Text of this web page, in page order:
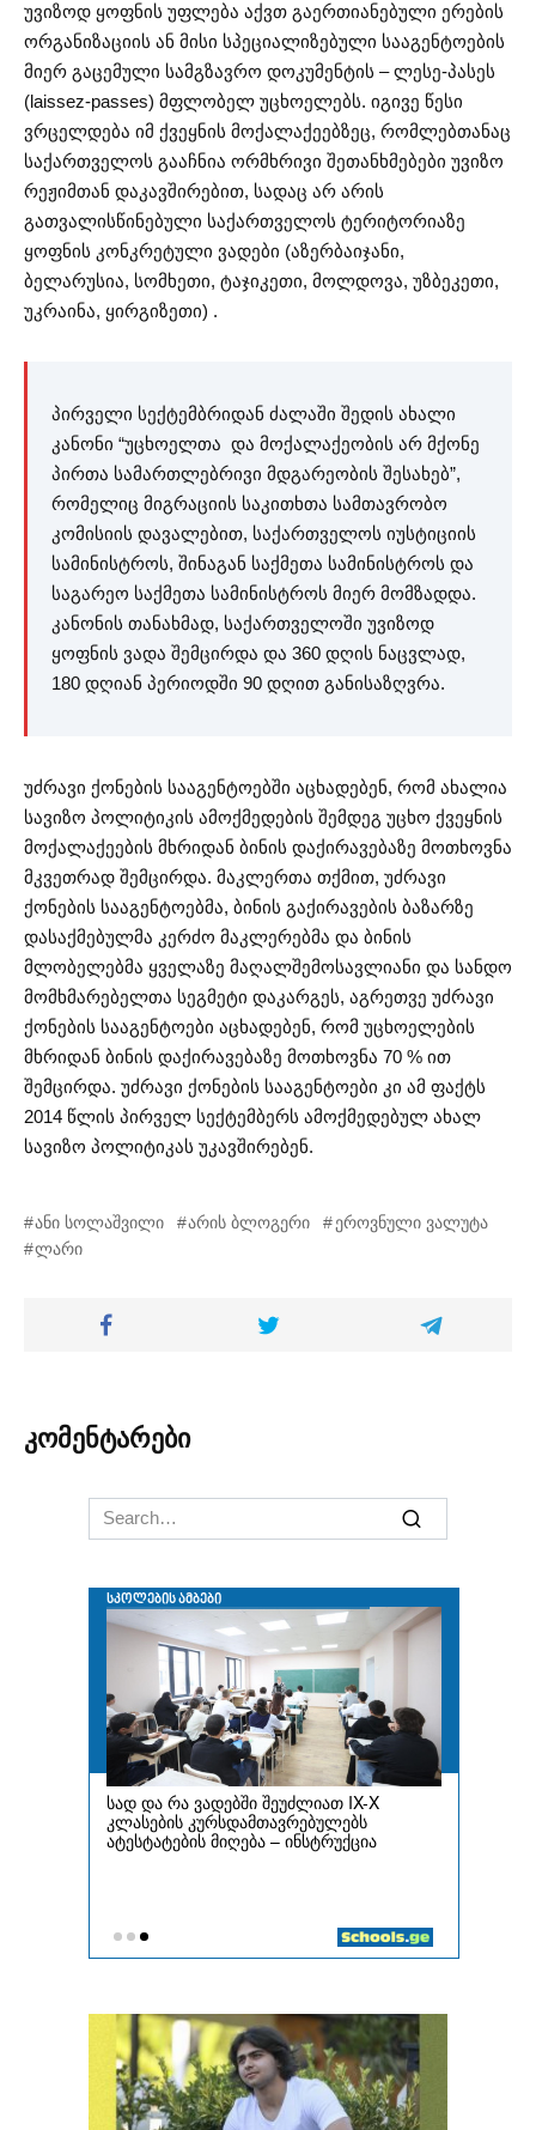
უვიზოდ ყოფნის უფლება აქვთ გაერთიანებული ერების
ორგანიზაციის ან მისი სპეციალიზებული სააგენტოების
მიერ გაცემული სამგზავრო დოკუმენტის – ლესე-პასეს
(laissez-passes) მფლობელ უცხოელებს. იგივე წესი
ვრცელდება იმ ქვეყნის მოქალაქეებზეც, რომლებთანაც
საქართველოს გააჩნია ორმხრივი შეთანხმებები უვიზო
რეჟიმთან დაკავშირებით, სადაც არ არის
გათვალისწინებული საქართველოს ტერიტორიაზე
ყოფნის კონკრეტული ვადები (აზერბაიჯანი,
ბელარუსია, სომხეთი, ტაჯიკეთი, მოლდოვა, უზბეკეთი,
უკრაინა, ყირგიზეთი) .
პირველი სექტემბრიდან ძალაში შედის ახალი
კანონი “უცხოელთა და მოქალაქეობის არ მქონე
პირთა სამართლებრივი მდგარეობის შესახებ”,
რომელიც მიგრაციის საკითხთა სამთავრობო
კომისიის დავალებით, საქართველოს იუსტიციის
სამინისტროს, შინაგან საქმეთა სამინისტროს და
საგარეო საქმეთა სამინისტროს მიერ მომზადდა.
კანონის თანახმად, საქართველოში უვიზოდ
ყოფნის ვადა შემცირდა და 360 დღის ნაცვლად,
180 დღიან პერიოდში 90 დღით განისაზღვრა.
უძრავი ქონების სააგენტოებში აცხადებენ, რომ ახალია
სავიზო პოლიტიკის ამოქმედების შემდეგ უცხო ქვეყნის
მოქალაქეების მხრიდან ბინის დაქირავებაზე მოთხოვნა
მკვეთრად შემცირდა. მაკლერთა თქმით, უძრავი
ქონების სააგენტოებმა, ბინის გაქირავების ბაზარზე
დასაქმებულმა კერძო მაკლერებმა და ბინის
მლობელებმა ყველაზე მაღალშემოსავლიანი და სანდო
მომხმარებელთა სეგმეტი დაკარგეს, აგრეთვე უძრავი
ქონების სააგენტოები აცხადებენ, რომ უცხოელების
მხრიდან ბინის დაქირავებაზე მოთხოვნა 70 % ით
შემცირდა. უძრავი ქონების სააგენტოები კი ამ ფაქტს
2014 წლის პირველ სექტემბერს ამოქმედებულ ახალ
სავიზო პოლიტიკას უკავშირებენ.
ანი სოლაშვილი არის ბლოგერი
ეროვნული ვალუტა
ლარი
კომენტარები
Search
for: